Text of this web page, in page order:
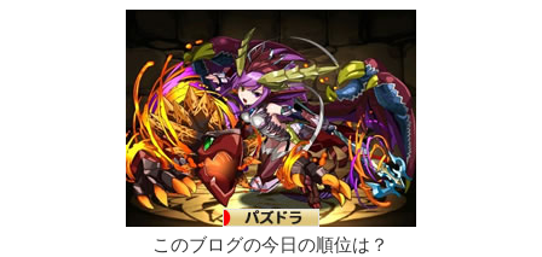
このブログの今日の順位は？